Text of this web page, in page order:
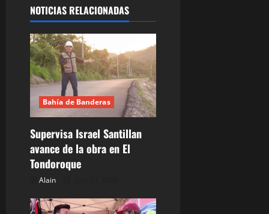
i
ó
n
d
e
e
n
t
NOTICIAS RELACIONADAS
Bahía de Banderas
Supervisa Israel Santillan
avance de la obra en El
Tondoroque
Alain